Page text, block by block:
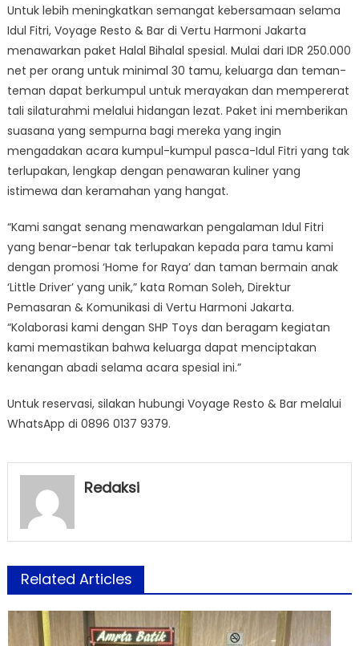
Untuk lebih meningkatkan semangat kebersamaan selama
Idul Fitri, Voyage Resto & Bar di Vertu Harmoni Jakarta
menawarkan paket Halal Bihalal spesial. Mulai dari IDR 250.000
net per orang untuk minimal 30 tamu, keluarga dan teman-
teman dapat berkumpul untuk merayakan dan mempererat
tali silaturahmi melalui hidangan lezat. Paket ini memberikan
suasana yang sempurna bagi mereka yang ingin
mengadakan acara kumpul-kumpul pasca-Idul Fitri yang tak
terlupakan, lengkap dengan penawaran kuliner yang
istimewa dan keramahan yang hangat.
“Kami sangat senang menawarkan pengalaman Idul Fitri
yang benar-benar tak terlupakan kepada para tamu kami
dengan promosi ‘Home for Raya’ dan taman bermain anak
‘Little Driver’ yang unik,” kata Roman Soleh, Direktur
Pemasaran & Komunikasi di Vertu Harmoni Jakarta.
“Kolaborasi kami dengan SHP Toys dan beragam kegiatan
kami memastikan bahwa keluarga dapat menciptakan
kenangan abadi selama acara spesial ini.”
Untuk reservasi, silakan hubungi Voyage Resto & Bar melalui
WhatsApp di 0896 0137 9379.
Redaksi
Related Articles